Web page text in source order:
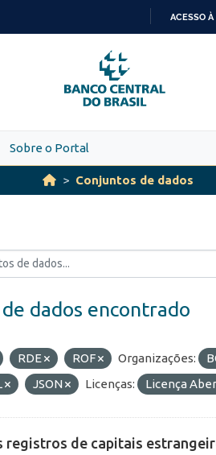
PARA
O
CONTEÚDO
ACESSO
Sobre o Portal
Conjuntos de dados
dados encontrado
RDE ROF Organizações:
JSON Licenças: Licença
registros de capitais